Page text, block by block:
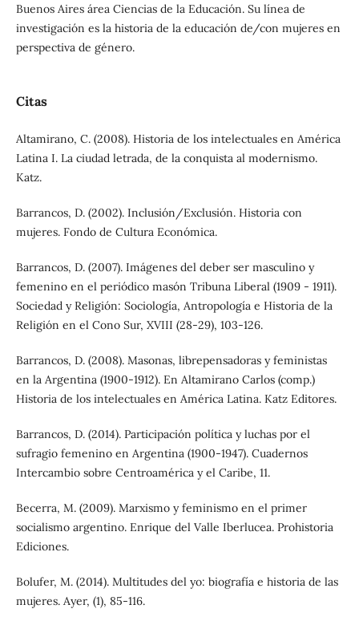
Buenos Aires área Ciencias de la Educación. Su línea de
investigación es la historia de la educación de/con mujeres en
perspectiva de género.
Citas
Altamirano, C. (2008). Historia de los intelectuales en América
Latina I. La ciudad letrada, de la conquista al modernismo.
Katz.
Barrancos, D. (2002). Inclusión/Exclusión. Historia con
mujeres. Fondo de Cultura Económica.
Barrancos, D. (2007). Imágenes del deber ser masculino y
femenino en el periódico masón Tribuna Liberal (1909 - 1911).
Sociedad y Religión: Sociología, Antropología e Historia de la
Religión en el Cono Sur, XVIII (28-29), 103-126.
Barrancos, D. (2008). Masonas, librepensadoras y feministas
en la Argentina (1900-1912). En Altamirano Carlos (comp.)
Historia de los intelectuales en América Latina. Katz Editores.
Barrancos, D. (2014). Participación política y luchas por el
sufragio femenino en Argentina (1900-1947). Cuadernos
Intercambio sobre Centroamérica y el Caribe, 11.
Becerra, M. (2009). Marxismo y feminismo en el primer
socialismo argentino. Enrique del Valle Iberlucea. Prohistoria
Ediciones.
Bolufer, M. (2014). Multitudes del yo: biografía e historia de las
mujeres. Ayer, (1), 85-116.